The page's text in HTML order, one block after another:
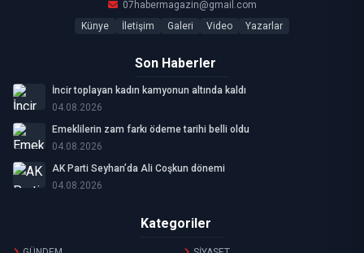
07habermagazin@gmail.com
Künye
İletişim Galeri Video Yazarlar
Son Haberler
İncir toplayan kadın kamyonun altında kaldı
04.08.2026
Emeklilerin zam farkı ödeme tarihi belli oldu
04.08.2026
AK Parti Seyhan’da Ali Coşkun dönemi
04.08.2026
Kategoriler